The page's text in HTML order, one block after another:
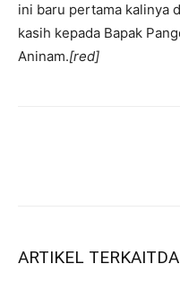
ini baru pertama kalinya
kasih kepada Bapak
Aninam.[red]
ARTIKEL TERKAIT